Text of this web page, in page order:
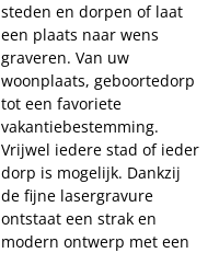
steden en dorpen of laat
een plaats naar wens
graveren. Van uw
woonplaats, geboortedorp
tot een favoriete
vakantiebestemming.
Vrijwel iedere stad of ieder
dorp is mogelijk. Dankzij
de fijne lasergravure
ontstaat een strak en
modern ontwerp met een